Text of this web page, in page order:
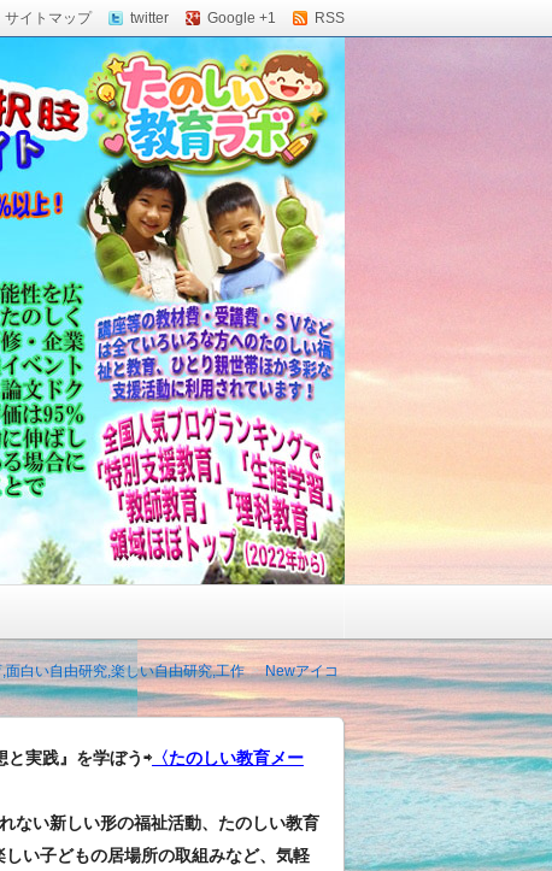
サイトマップ twitter Google +1 RSS
白い自由研究,楽しい自由研究,工作
Newアイコ
と実践』を学ぼう⇨〈たのしい教育メー
ない新しい形の福祉活動、たのしい教育
い子どもの居場所の取組みなど、気軽